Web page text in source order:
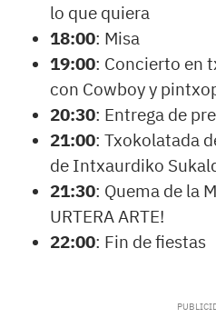
lo que quiera
18:00: Misa
19:00: Concierto en
con Cowboy y
20:30: Entrega de
21:00: Txokolatada
de Intxaurdiko
21:30: Quema de la
URTERA ARTE!
22:00: Fin de fiestas